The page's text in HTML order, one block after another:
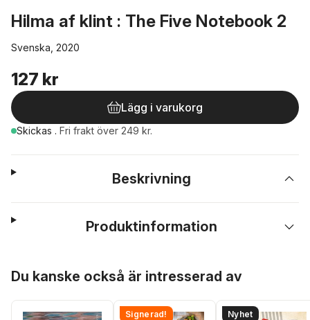
Hilma af klint : The Five Notebook 2
Svenska, 2020
127 kr
Lägg i varukorg
Skickas . Fri frakt över 249 kr.
Beskrivning
Produktinformation
Du kanske också är intresserad av
Signerad! Nyhet